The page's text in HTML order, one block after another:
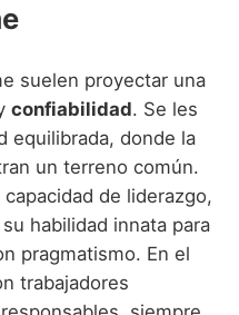
suelen proyectar una
confiabilidad. Se les
equilibrada, donde la
un terreno común.
de liderazgo,
habilidad innata para
pragmatismo. En el
trabajadores